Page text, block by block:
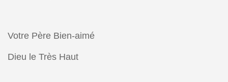
Votre Père Bien-aimé
Dieu le Très Haut